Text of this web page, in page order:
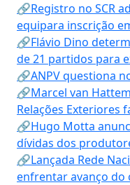
🔗Registro no SCR
equipara inscrição
🔗Flávio Dino
de 21 partidos para
🔗ANPV questiona
🔗Marcel van
Relações Exteriores
🔗Hugo Motta
dívidas dos
🔗Lançada Rede
enfrentar avanço do